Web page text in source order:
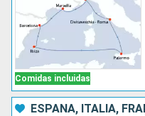
Comidas incluidas
ESPAÑA, ITALIA,